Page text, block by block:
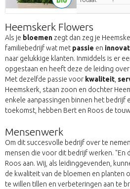
Heemskerk Flowers
Als je bloemen zegt dan zeg je
familiebedrijf wat met passie en
naar gelukkige klanten. Inmiddels is er
opgestaan en heeft deze de leiding over
Met dezelfde passie voor kwaliteit,
Heemskerk, staan zoon en dochter
enkele aanpassingen binnen het bedrijf
toekomst, hebben Bert en Roos de
Mensenwerk
Om dit succesvolle bedrijf over te
mensen die voor dit bedrijf werken. "En
Roos aan. Wij, als leidinggevenden,
de kwaliteit van de bloemen en planten
te willen tillen en verbeteringen aan te